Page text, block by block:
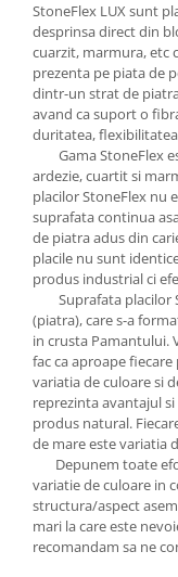
StoneFlex LUX sunt
desprinsa direct din
cuarzit, marmura, etc
prezenta pe piata de
dintr-un strat de
avand ca suport o
duritatea,
Gama StoneFlex
ardezie, cuartit si
placilor StoneFlex nu
suprafata continua
de piatra adus din
placile nu sunt
produs industrial ci
Suprafata placilor
(piatra), care s-a
in crusta Pamantului.
fac ca aproape
variatia de culoare si
reprezinta avantajul
produs natural.
de mare este variatia
Depunem toate
variatie de culoare in
structura/aspect
mari la care este
recomandam sa ne